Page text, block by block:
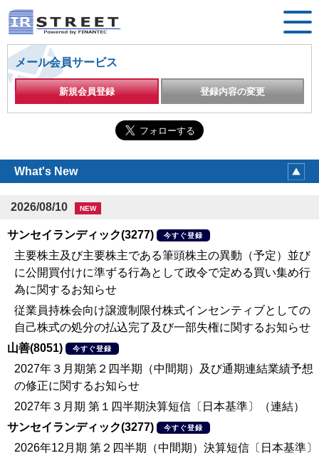
メール会員サービス
新規会員登録 登録内容の変更
What's New
2026/08/10 NEW
サンセイランディック(3277) 今すぐ登録
主要株主及び主要株主である筆頭株主の異動（予定）並び
に公開買付けに準ずる行為として政令で定める買い集め行
為に関するお知らせ
従業員持株会向け譲渡制限付株式インセンティブとしての
自己株式の処分の払込完了及び一部失権に関するお知らせ
山善(8051)
今すぐ登録
2027年３月期第２四半期（中間期）及び通期連結業績予想
の修正に関するお知らせ
2027年３月期 第１四半期決算短信〔日本基準〕（連結）
サンセイランディック(3277)
今すぐ登録
2026年12月期 第２四半期（中間期）決算短信〔日本基準〕